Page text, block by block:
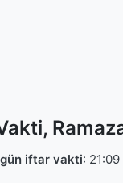
iftar vakti: 21:09